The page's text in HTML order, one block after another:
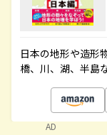
日本の地形や造形
橋、川、湖、半島
AD